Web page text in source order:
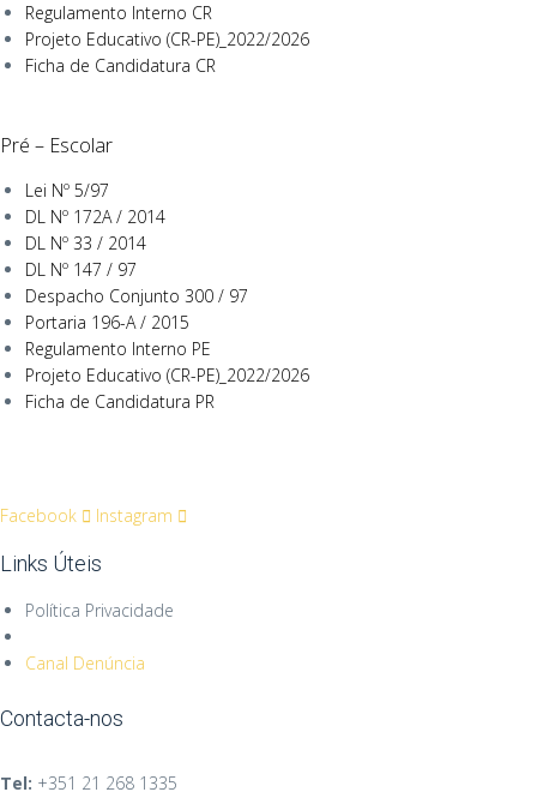
Regulamento Interno CR
Projeto Educativo (CR-PE)_2022/2026
Ficha de Candidatura CR
Pré – Escolar
Lei Nº 5/97
DL Nº 172A / 2014
DL Nº 33 / 2014
DL Nº 147 / 97
Despacho Conjunto 300 / 97
Portaria 196-A / 2015
Regulamento Interno PE
Projeto Educativo (CR-PE)_2022/2026
Ficha de Candidatura PR
Facebook Instagram
Links Úteis
Política Privacidade
Canal Denúncia
Contacta-nos
Tel: +351 21 268 1335